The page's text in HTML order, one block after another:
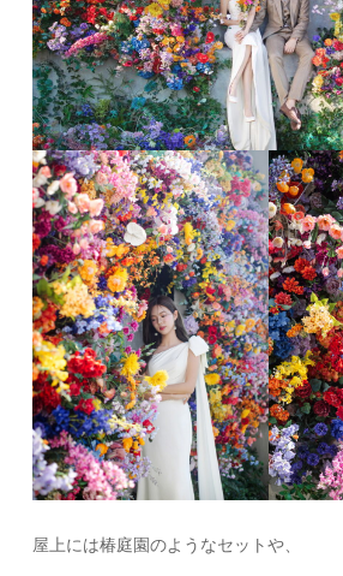
屋上には椿庭園のようなセットや、